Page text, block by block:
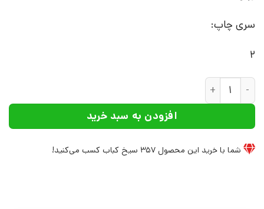
سری چاپ:
2
کتاب درآمدی بر زیباشناسی اسلامی | انتشارات علم عدد
افزودن به سبد خرید
شما با خرید این محصول 357 سیخ کباب کسب می‌کنید!